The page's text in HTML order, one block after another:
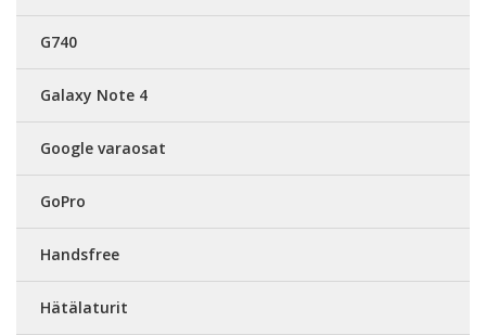
G740
Galaxy Note 4
Google varaosat
GoPro
Handsfree
Hätälaturit